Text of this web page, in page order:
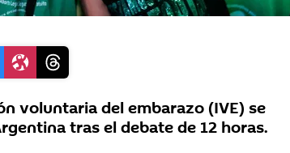
voluntaria del embarazo (IVE) se
tras el debate de 12 horas.